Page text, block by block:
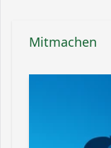
Mitmachen